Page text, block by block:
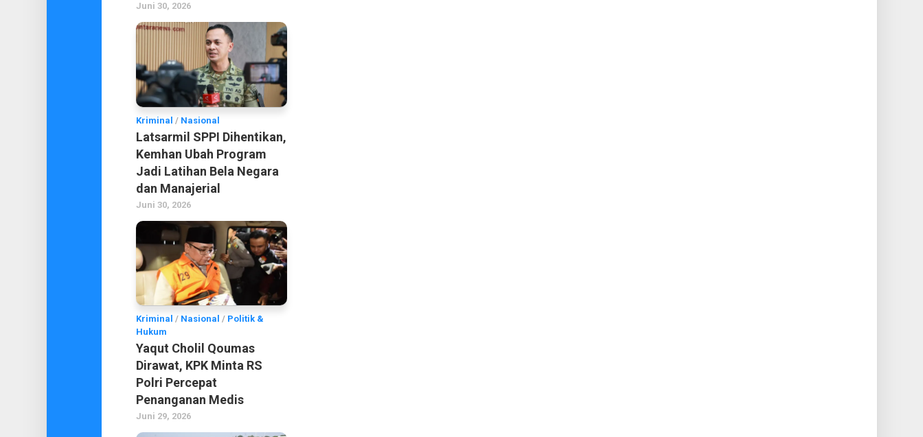
Juni 30, 2026
Kriminal / Nasional
Latsarmil SPPI Dihentikan,
Kemhan Ubah Program
Jadi Latihan Bela Negara
dan Manajerial
Juni 30, 2026
Kriminal / Nasional / Politik &
Hukum
Yaqut Cholil Qoumas
Dirawat, KPK Minta RS
Polri Percepat
Penanganan Medis
Juni 29, 2026